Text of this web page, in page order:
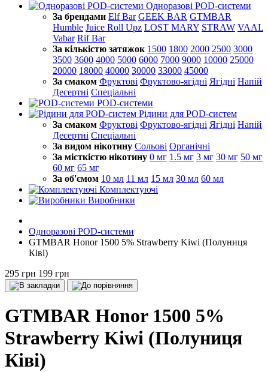
Одноразові POD-системи
За брендами Elf Bar GEEK BAR GTMBAR
Humble Juice Roll Upz LOST MARY STRAW VAAL
Vabar Rif Bar
За кількістю затяжок 1500 1800 2000 2500 3000
3500 3600 4000 5000 6000 7000 9000 10000 25000
20000 18000 40000 30000 33000 45000
За смаком Фруктові Фруктово-ягідні Ягідні Напій
Десертні Спеціальні
POD-системи
Рідини для POD-систем
За смаком Фруктові Фруктово-ягідні Ягідні Напій
Десертні Спеціальні
За видом нікотину Сольові Органічні
За місткістю нікотину 0 мг 1.5 мг 3 мг 30 мг 50 мг
60 мг 65 мг
За об'ємом 10 мл 11 мл 15 мл 30 мл 60 мл
Комплектуючі
Виробники
Одноразові POD-системи
GTMBAR Honor 1500 5% Strawberry Kiwi (Полуниця
Ківі)
295 грн 199 грн
GTMBAR Honor 1500 5%
Strawberry Kiwi (Полуниця
Ківі)